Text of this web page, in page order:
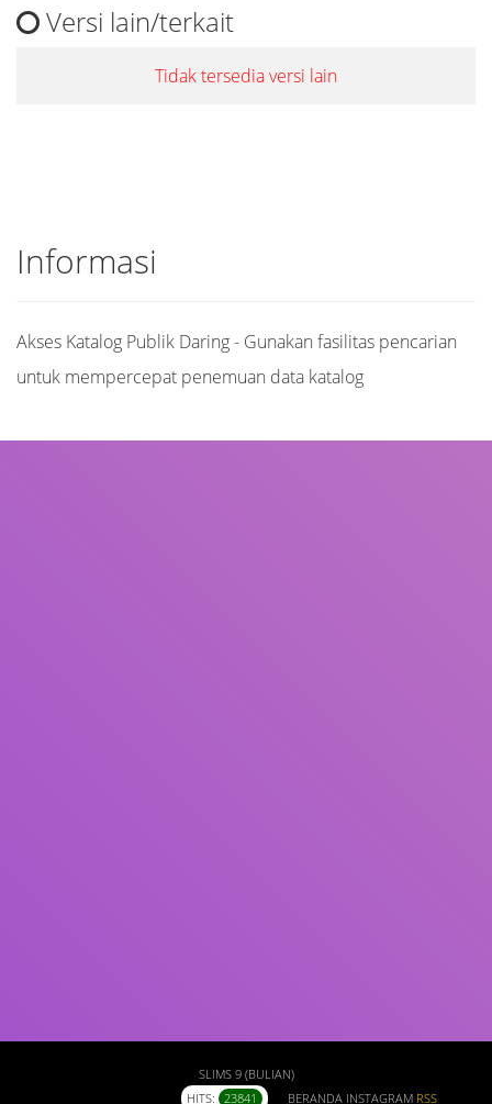
Versi lain/terkait
Tidak tersedia versi lain
Informasi
Akses Katalog Publik Daring - Gunakan fasilitas pencarian
untuk mempercepat penemuan data katalog
SLIMS 9 (BULIAN)
HITS:
23841 BERANDA INSTAGRAM RSS